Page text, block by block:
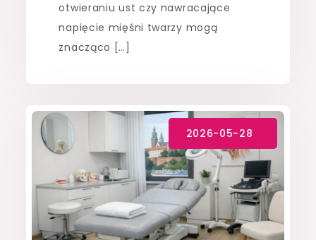
otwieraniu ust czy nawracające
napięcie mięśni twarzy mogą
znacząco […]